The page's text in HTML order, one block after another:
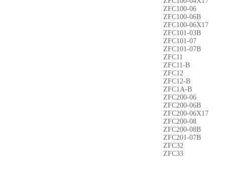
ZFC100-06
ZFC100-06B
ZFC100-06X17
ZFC101-03B
ZFC101-07
ZFC101-07B
ZFC11
ZFC11-B
ZFC12
ZFC12-B
ZFC1A-B
ZFC200-06
ZFC200-06B
ZFC200-06X17
ZFC200-08
ZFC200-08B
ZFC201-07B
ZFC32
ZFC33